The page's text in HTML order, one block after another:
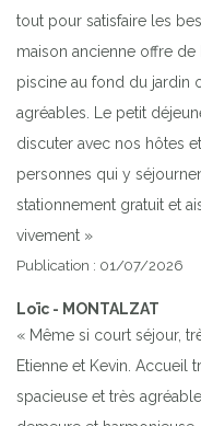
tout pour satisfaire les
maison ancienne offre
piscine au fond du jardin
agréables. Le petit
discuter avec nos hôtes
personnes qui y
stationnement gratuit et
vivement »
Publication : 01/07/2026
Loïc - MONTALZAT
« Même si court séjour,
Etienne et Kevin. Accueil
spacieuse et très